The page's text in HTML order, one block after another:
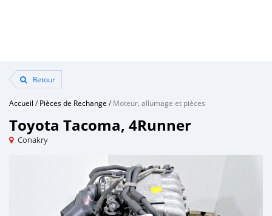
Retour
Accueil /Pièces de Rechange /Moteur, allumage et pièces
Toyota Tacoma, 4Runner
Conakry